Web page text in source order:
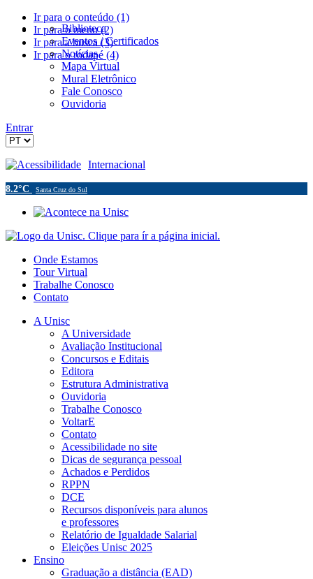
Ir para o conteúdo (1)
Ir para o menu (2)
Ir para a busca (3)
Ir para o rodapé (4)
Biblioteca
Eventos / Certificados
Notícias
Mapa Virtual
Mural Eletrônico
Fale Conosco
Ouvidoria
Entrar
Acessibilidade Internacional
8.2°C Santa Cruz do Sul
Onde Estamos
Tour Virtual
Trabalhe Conosco
Contato
A Unisc
A Universidade
Avaliação Institucional
Concursos e Editais
Editora
Estrutura Administrativa
Ouvidoria
Trabalhe Conosco
VoltarE
Contato
Acessibilidade no site
Dicas de segurança pessoal
Achados e Perdidos
RPPN
DCE
Recursos disponíveis para alunos
e professores
Relatório de Igualdade Salarial
Eleições Unisc 2025
Ensino
Graduação a distância (EAD)